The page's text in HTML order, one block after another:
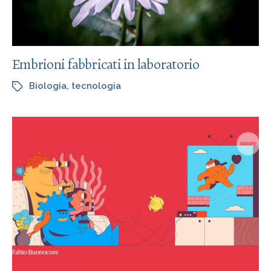
Embrioni fabbricati in laboratorio
Biologia, tecnologia